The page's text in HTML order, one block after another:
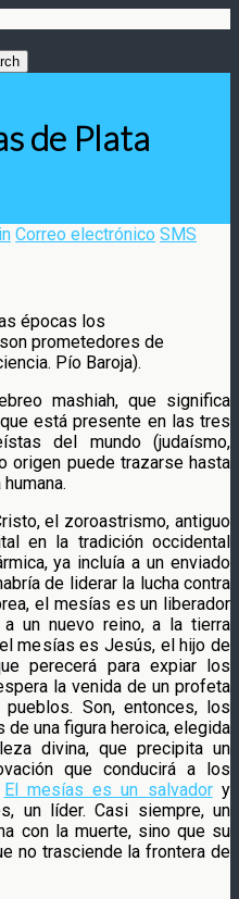
de Plata
Correo electrónico SMS
épocas los
prometedores de
Pío Baroja).
mashiah, que significa
está presente en las tres
del mundo (judaísmo,
origen puede trazarse hasta
el zoroastrismo, antiguo
en la tradición occidental
ya incluía a un enviado
de liderar la lucha contra
el mesías es un liberador
un nuevo reino, a la tierra
mesías es Jesús, el hijo de
perecerá para expiar los
la venida de un profeta
Son, entonces, los
una figura heroica, elegida
divina, que precipita un
que conducirá a los
El mesías es un salvadory
un líder. Casi siempre, un
con la muerte, sino que su
no trasciende la frontera de